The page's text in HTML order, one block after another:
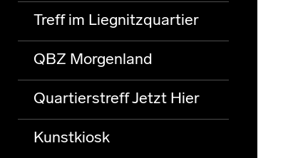
Treff im Liegnitzquartier
QBZ Morgenland
Quartierstreff Jetzt Hier
Kunstkiosk